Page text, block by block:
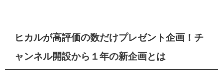
ヒカルが高評価の数だけプレゼント企画！チ
ャンネル開設から１年の新企画とは